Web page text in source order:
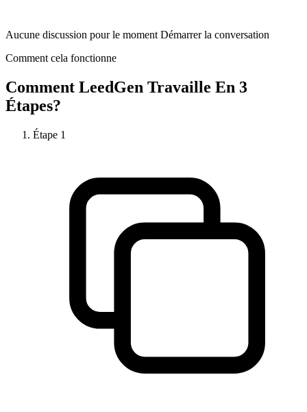
Aucune discussion pour le moment Démarrer la conversation
Comment cela fonctionne
Comment LeedGen Travaille En 3
Étapes?
Étape 1